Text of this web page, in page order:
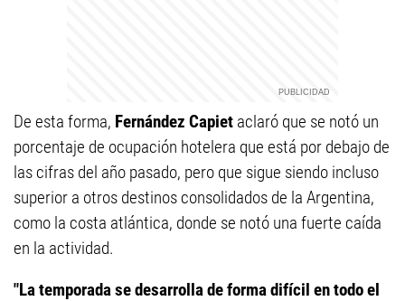
De esta forma, Fernández Capiet aclaró que se notó un
porcentaje de ocupación hotelera que está por debajo de
las cifras del año pasado, pero que sigue siendo incluso
superior a otros destinos consolidados de la Argentina,
como la costa atlántica, donde se notó una fuerte caída
en la actividad.
"La temporada se desarrolla de forma difícil en todo el